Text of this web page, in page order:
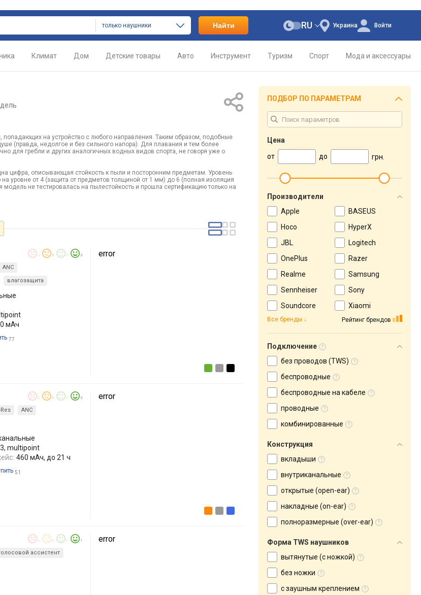
только наушники Найти Украина
RU Войти
Климат Дом Детские товары Авто Инструмент Туризм Спорт Мода и аксессуары
попадающих на устройство с любого направления. Таким образом, подобные
(правда, недолгое и без сильного напора). Для плавания и тем более
для гребли и других аналогичных водных видов спорта, не говоря уже о
цифра, описывающая стойкость к пыли и посторонним предметам. Уровень
уровне от 4 (защита от предметов толщиной от 1 мм) до 6 (полная изоляция
не тестировалась на пылестойкость и прошла сертификацию только на
1 3
ANC
влагозащита
мАч
77
error
1 3
ANC
multipoint
460 мАч, до 21 ч
51
error
1
ассистент
error
ПОДБОР ПО ПАРАМЕТРАМ
Цена
от
до грн.
Производители
Apple
BASEUS
Hoco
HyperX
JBL
Logitech
OnePlus
Razer
Realme
Samsung
Sennheiser
Sony
Soundcore
Xiaomi
Рейтинг брендов
Все бренды
Подключение
без проводов (TWS)
беспроводные
беспроводные на кабеле
проводные
комбинированные
Конструкция
вкладыши
внутриканальные
открытые (open-ear)
накладные (on-ear)
полноразмерные (over-ear)
Форма TWS наушников
вытянутые (с ножкой)
без ножки
с заушным креплением